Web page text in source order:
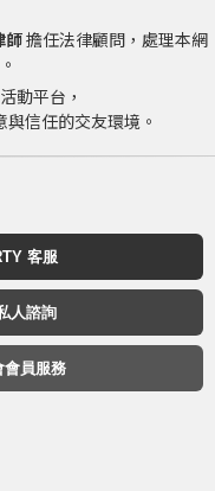
師擔任法律顧問，處理本網
動平台，
信任的交友環境。
客服
人諮詢
會員服務